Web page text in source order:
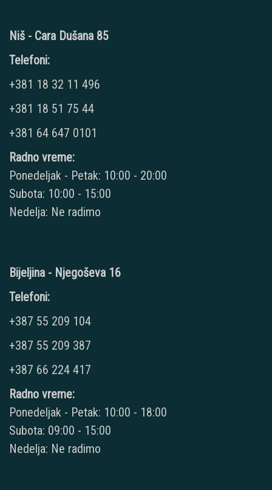
Niš - Cara Dušana 85
Telefoni:
+381 18 32 11 496
+381 18 51 75 44
+381 64 647 0101
Radno vreme:
Ponedeljak - Petak: 10:00 - 20:00
Subota: 10:00 - 15:00
Nedelja: Ne radimo
Bijeljina - Njegoševa 16
Telefoni:
+387 55 209 104
+387 55 209 387
+387 66 224 417
Radno vreme:
Ponedeljak - Petak: 10:00 - 18:00
Subota: 09:00 - 15:00
Nedelja: Ne radimo